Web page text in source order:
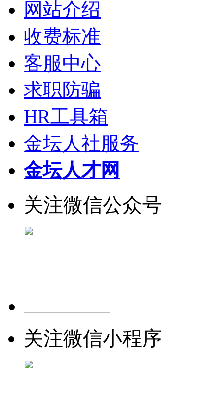
网站介绍
收费标准
客服中心
求职防骗
HR工具箱
金坛人社服务
金坛人才网
关注微信公众号
关注微信小程序